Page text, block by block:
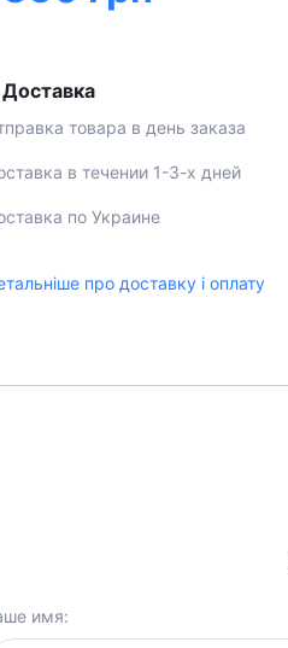
Доставка
товара в день заказа
в течении 1-3-х дней
по Украине
про доставку і оплату
имя: